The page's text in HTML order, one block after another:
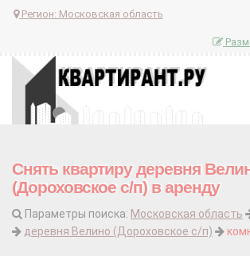
Регион: Московская область
Снять квартиру деревня
(Дороховское с/п) в аренду
Параметры поиска: Московская область
деревня Велино (Дороховское с/п)